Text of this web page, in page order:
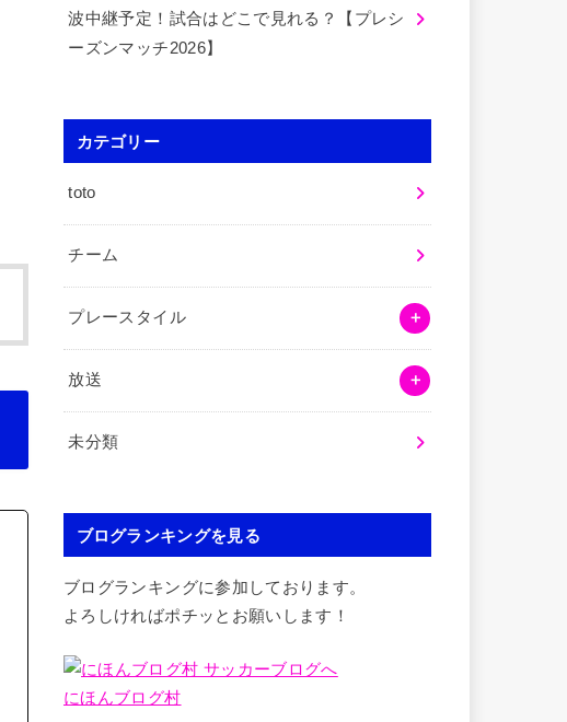
波中継予定！試合はどこで見れる？【プレシ
ーズンマッチ2026】
カテゴリー
toto
チーム
プレースタイル
放送
未分類
ブログランキングを見る
ブログランキングに参加しております。
よろしければポチッとお願いします！
にほんブログ村